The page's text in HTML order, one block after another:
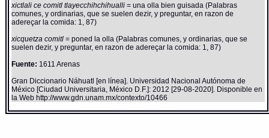
xictlali ce comitl tlayecchihchihualli= una olla bien guisada (Palabras
comunes, y ordinarias, que se suelen dezir, y preguntar, en razon de
adereçar la comida: 1, 87)
xicquetza comitl= poned la olla (Palabras comunes, y ordinarias, que se
suelen dezir, y preguntar, en razon de adereçar la comida: 1, 87)
Fuente: 1611 Arenas
Gran Diccionario Náhuatl [en línea]. Universidad Nacional Autónoma de
México [Ciudad Universitaria, México D.F.]: 2012 [29-08-2020]. Disponible en
la Web http://www.gdn.unam.mx/contexto/10466